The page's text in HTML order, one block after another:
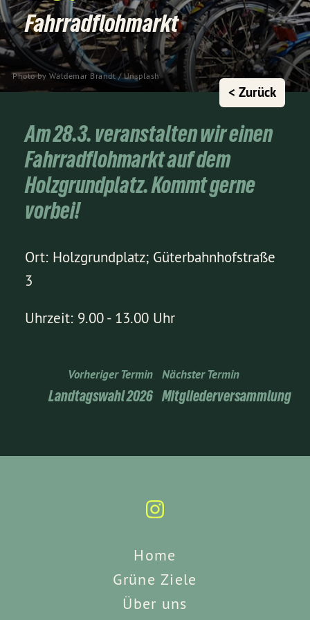
Photo by Waldemar Brandt / Unsplash
Fahrradflohmarkt
< Zurück
Am 28.3. veranstalten wir einen
Fahrradflohmarkt auf dem
Holzgrundplatz. Kommt gerne
vorbei!
Ort: Holzgrundplatz; Güterbahnhofstraße
3
Uhrzeit: 9.00 - 13.00 Uhr
Vorheriger Termin
Landtagswahl 2026
Nächster Termin
Mitgliederversammlung
Home
Grüne Ziele
Über uns